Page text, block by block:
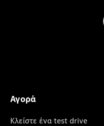
Αγορά
Κλείστε ένα test drive